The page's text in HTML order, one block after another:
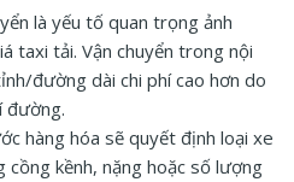
là yếu tố quan trọng ảnh
taxi tải. Vận chuyển trong nội
đường dài chi phí cao hơn do
đường.
hàng hóa sẽ quyết định loại xe
cồng kềnh, nặng hoặc số lượng